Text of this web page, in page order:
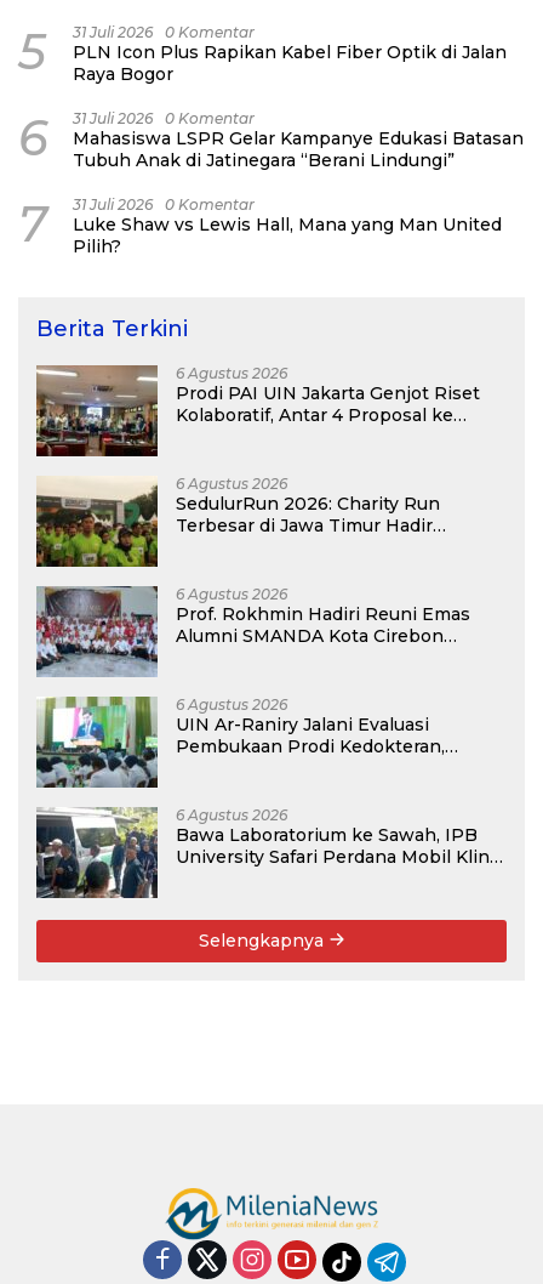
5 31 Juli 2026 0 Komentar
PLN Icon Plus Rapikan Kabel Fiber Optik di Jalan
Raya Bogor
6 31 Juli 2026 0 Komentar
Mahasiswa LSPR Gelar Kampanye Edukasi Batasan
Tubuh Anak di Jatinegara “Berani Lindungi”
7 31 Juli 2026 0 Komentar
Luke Shaw vs Lewis Hall, Mana yang Man United
Pilih?
Berita Terkini
6 Agustus 2026
Prodi PAI UIN Jakarta Genjot Riset
Kolaboratif, Antar 4 Proposal ke
6 Agustus 2026
SedulurRun 2026: Charity Run
Terbesar di Jawa Timur Hadir
Guru Honorer
6 Agustus 2026
Prof. Rokhmin Hadiri Reuni Emas
Alumni SMANDA Kota Cirebon
6 Agustus 2026
UIN Ar-Raniry Jalani Evaluasi
Pembukaan Prodi Kedokteran,
6 Agustus 2026
Bawa Laboratorium ke Sawah, IPB
University Safari Perdana Mobil Klinik
Selengkapnya